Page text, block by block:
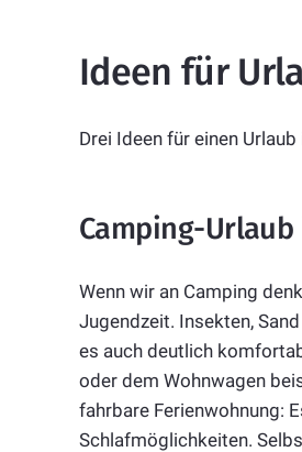
Ideen für
Drei Ideen für einen
Camping-
Wenn wir an Camping
Jugendzeit. Insekten,
es auch deutlich
oder dem Wohnwagen
fahrbare Ferienwohnung:
Schlafmöglichkeiten.